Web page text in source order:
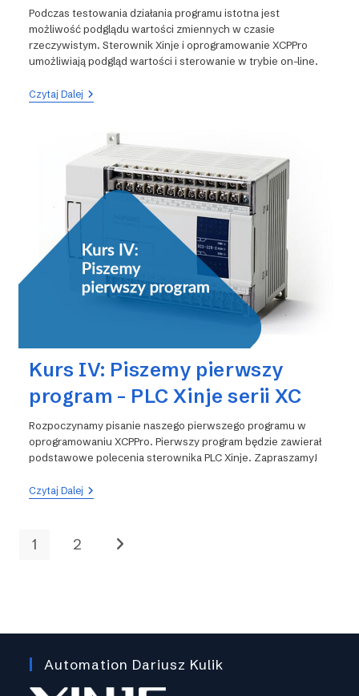
Podczas testowania działania programu istotna jest
możliwość podglądu wartości zmiennych w czasie
rzeczywistym. Sterownik Xinje i oprogramowanie XCPPro
umożliwiają podgląd wartości i sterowanie w trybie on-line.
Czytaj DalejKurs
Programu
Sterownika
On-
Line
Kurs IV: Piszemy pierwszy
program – PLC Xinje serii XC
Rozpoczynamy pisanie naszego pierwszego programu w
oprogramowaniu XCPPro. Pierwszy program będzie zawierał
podstawowe polecenia sterownika PLC Xinje. Zapraszamy!
Czytaj DalejKurs
IV:
Program
1 2 Go to the next page
Automation Dariusz Kulik